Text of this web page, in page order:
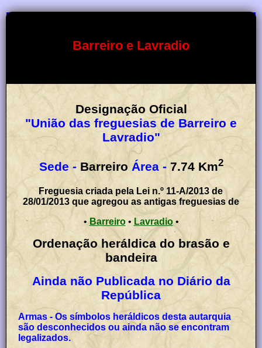
Barreiro e Lavradio
Designação Oficial
"União das freguesias de Barreiro e
Lavradio"
Sede - Barreiro Área - 7.74 Km2
Freguesia criada pela Lei n.º 11-A/2013 de
28/01/2013 que agregou as antigas freguesias de
•Barreiro• Lavradio•
Ordenação heráldica do brasão e
bandeira
Ainda não Publicada no Diário da
República
Armas - Os símbolos heráldicos desta autarquia
são desconhecidos ou ainda não se encontram
legalizados.